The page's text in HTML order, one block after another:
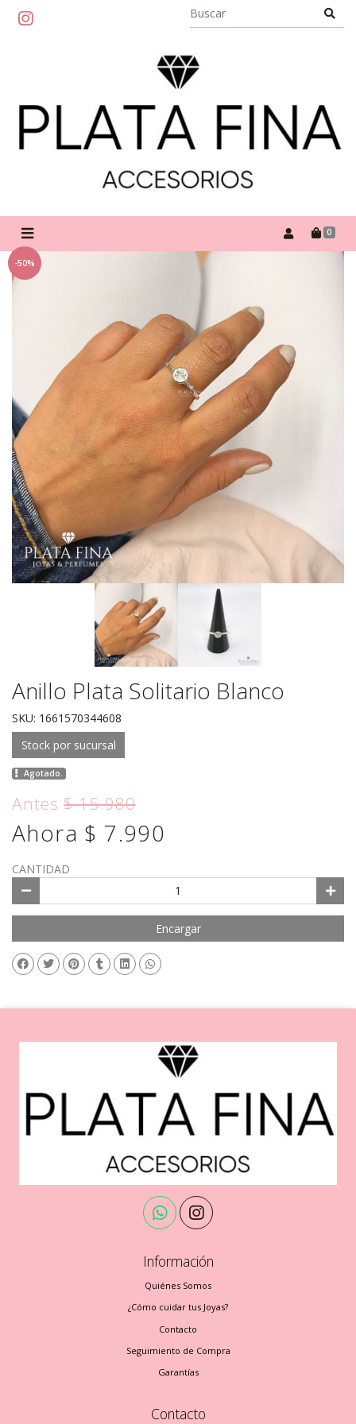
0
-50%
Anillo Plata Solitario Blanco
SKU: 1661570344608
Stock por sucursal
Agotado.
Antes$ 15.980
Ahora $ 7.990
CANTIDAD
Encargar
Información
Quiénes Somos
¿Cómo cuidar tus Joyas?
Contacto
Seguimiento de Compra
Garantías
Contacto